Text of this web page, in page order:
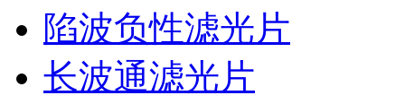
陷波负性滤光片
长波通滤光片